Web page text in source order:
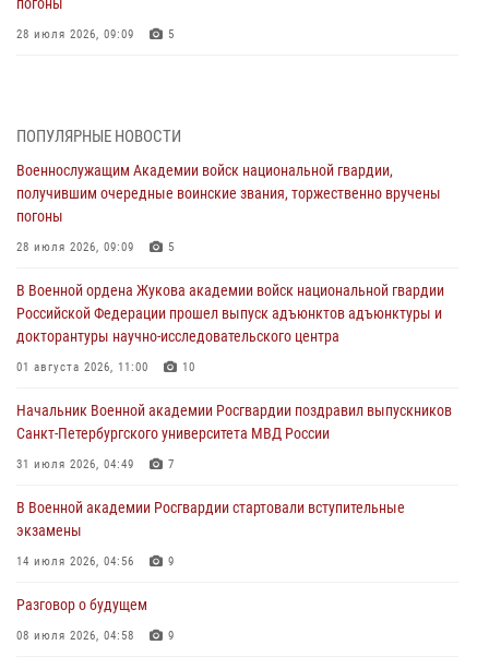
28 июля 2026, 09:09 5
27 июля 2026, 14:49 7
Военная академия информирует!
23 июля 2026, 04:51
Курсант Военной академии войск национальной гвардии принял
22 июля 2026, 09:41
Мастер‑класс по стрельбе: точность, тактика, профессионализм
20 июля 2026, 11:17 8
108 лет со дня образования подразделений связи войск
ПОПУЛЯРНЫЕ НОВОСТИ
Военнослужащим Академии войск национальной гвардии,
получившим очередные воинские звания, торжественно вручены
погоны
28 июля 2026, 09:09 5
В Военной ордена Жукова академии войск национальной гвардии
Российской Федерации прошел выпуск адъюнктов адъюнктуры и
докторантуры научно-исследовательского центра
01 августа 2026, 11:00 10
Начальник Военной академии Росгвардии поздравил выпускников
Санкт-Петербургского университета МВД России
31 июля 2026, 04:49 7
В Военной академии Росгвардии стартовали вступительные
экзамены
14 июля 2026, 04:56 9
Разговор о будущем
08 июля 2026, 04:58 9